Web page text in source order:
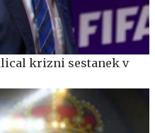
krizni sestanek v